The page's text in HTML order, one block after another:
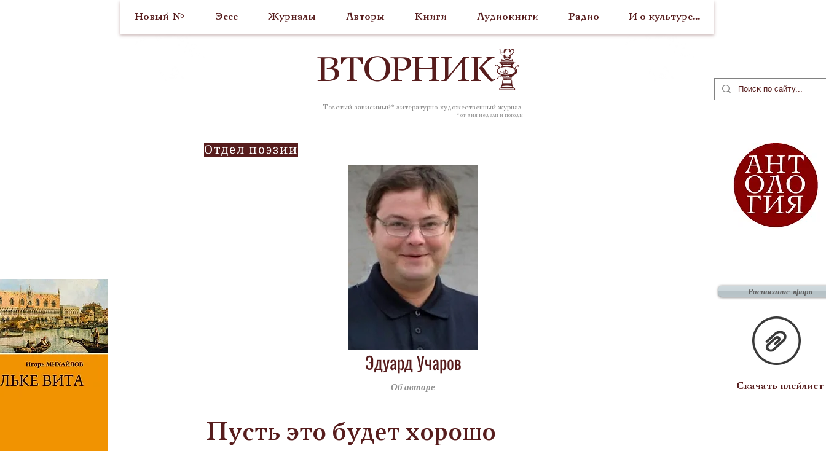
Новый № Эссе Журналы Авторы Книги Аудиокниги Радио И о культуре...
ВТОРНИК
Толстый зависимый* литературно-художественный журнал
* от дня недели и погоды
Отдел поэзии
Эдуард Учаров
Об авторе
Пусть это будет хорошо
Расписание эфира
Скачать плейлист